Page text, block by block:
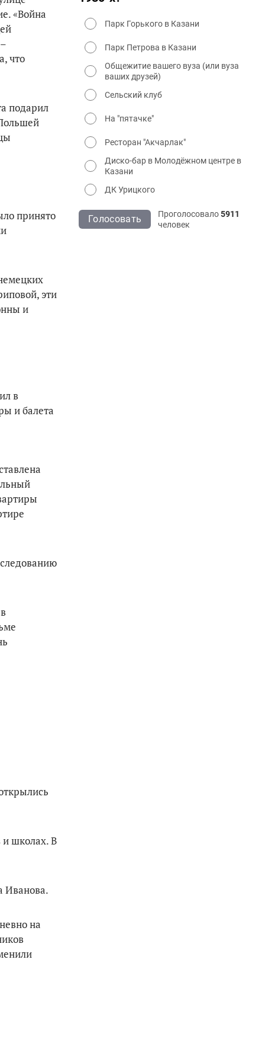
«Война
что
подарил
принято
эти
и
в
и балета
и школах. В
Иванова.
на
Парк Горького в Казани
Парк Петрова в Казани
Общежитие вашего вуза (или вуза
ваших друзей)
Сельский клуб
На "пятачке"
Ресторан "Акчарлак"
Диско-бар в Молодёжном центре в
Казани
ДК Урицкого
Голосовать Проголосовало5911
человек